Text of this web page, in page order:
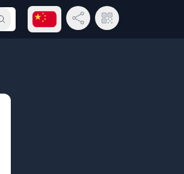
提交搜索打开语言菜单分享链接二维码